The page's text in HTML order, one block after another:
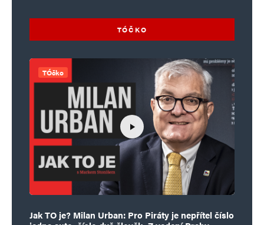
TÓČKO
TÓčko
Jak TO je? Milan Urban: Pro Piráty je nepřítel číslo